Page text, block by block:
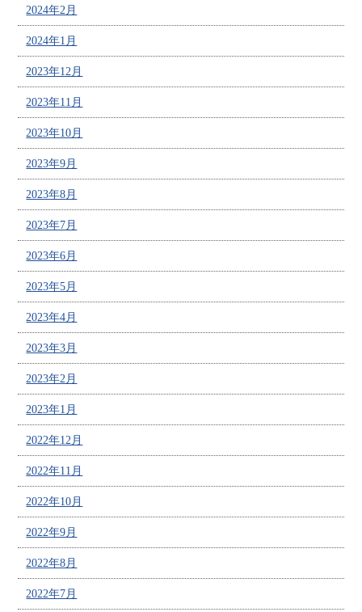
2024年2月
2024年1月
2023年12月
2023年11月
2023年10月
2023年9月
2023年8月
2023年7月
2023年6月
2023年5月
2023年4月
2023年3月
2023年2月
2023年1月
2022年12月
2022年11月
2022年10月
2022年9月
2022年8月
2022年7月